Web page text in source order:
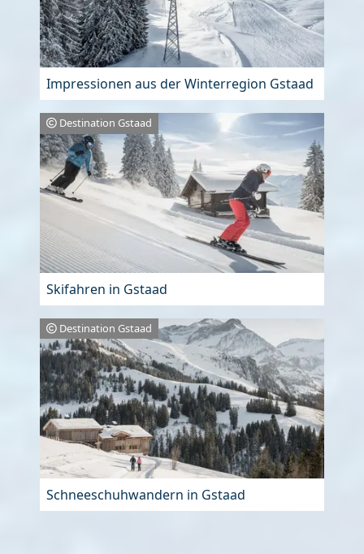
Impressionen aus der Winterregion Gstaad
Destination Gstaad
Skifahren in Gstaad
Destination Gstaad
Schneeschuhwandern in Gstaad